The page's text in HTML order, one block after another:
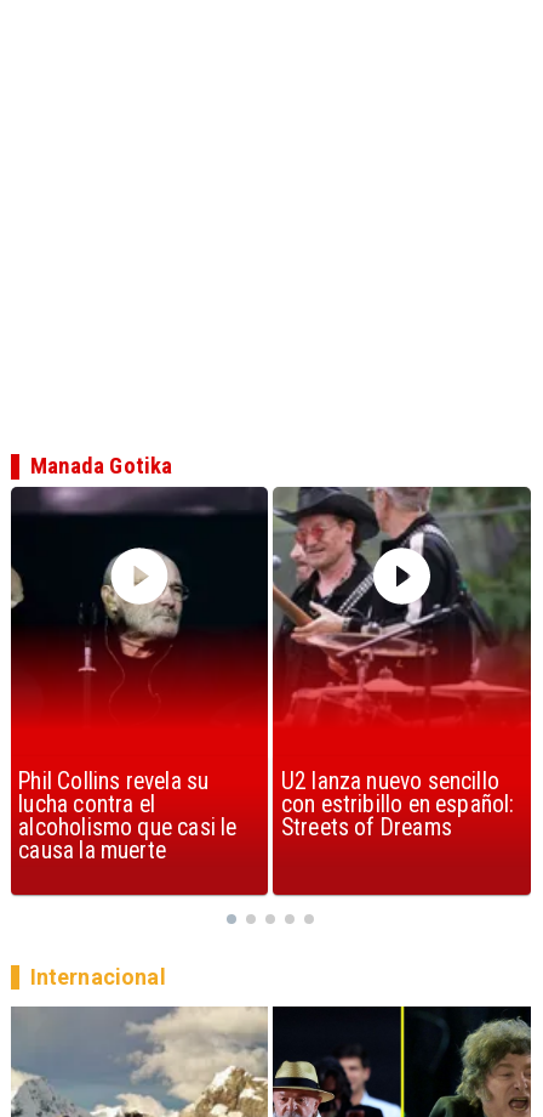
U2 lanza nuevo sencillo
con estribillo en español:
Streets of Dreams
“Africa” de Toto es
considerada la mejor
canción, según la ciencia
Manada Gotika
Internacional